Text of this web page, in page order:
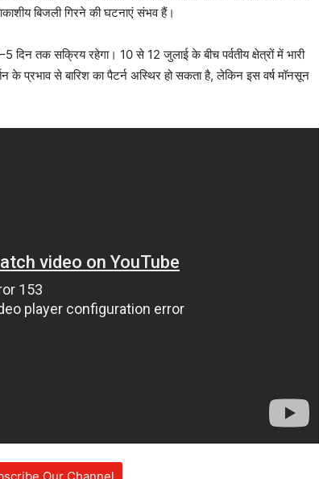
बिजली गिरने की घटनाएं संभव हैं।
दिन तक सक्रिय रहेगा। 10 से 12 जुलाई के बीच पर्वतीय क्षेत्रों में भारी
के प्रभाव से बारिश का पैटर्न अस्थिर हो सकता है, लेकिन इस वर्ष मॉनसून
Our Channel